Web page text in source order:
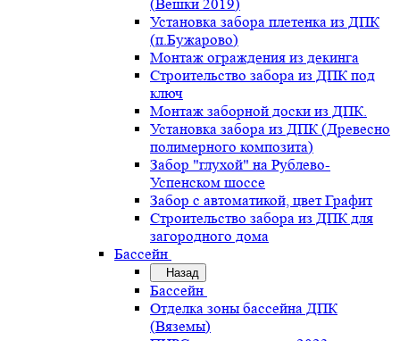
(Вешки 2019)
Установка забора плетенка из ДПК
(п.Бужарово)
Монтаж ограждения из декинга
Строительство забора из ДПК под
ключ
Монтаж заборной доски из ДПК.
Установка забора из ДПК (Древесно
полимерного композита)
Забор "глухой" на Рублево-
Успенском шоссе
Забор с автоматикой, цвет Графит
Строительство забора из ДПК для
загородного дома
Бассейн
Назад
Бассейн
Отделка зоны бассейна ДПК
(Вяземы)